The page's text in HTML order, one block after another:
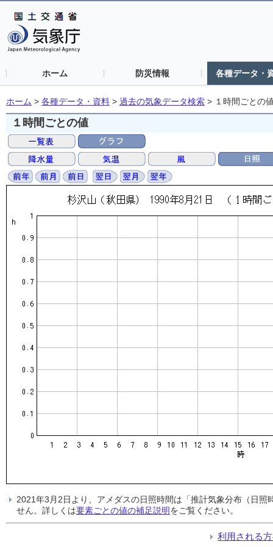
ホーム 防災情報 各種データ・
ホーム > 各種データ・資料 > 過去の気象データ検索 > １時間ごとの
１時間ごとの値
2021年3月2日より、アメダスの日照時間は「推計気象分布（日
せん。詳しくは要素ごとの値の補足説明をご覧ください。
利用される